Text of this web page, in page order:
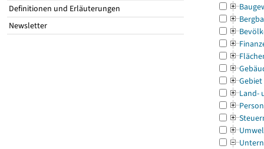
Definitionen und Erläuterungen
Newsletter
Gebiet
Land-